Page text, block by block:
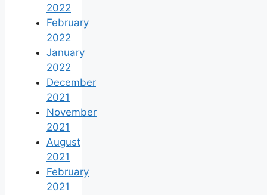
2022
February
2022
January
2022
December
2021
November
2021
August
2021
February
2021